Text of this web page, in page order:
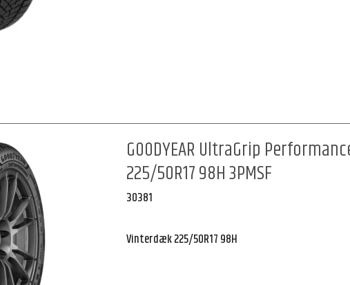
GOODYEAR UltraGrip
225/50R17 98H 3PMSF
30381
Vinterdæk 225/50R17 98H